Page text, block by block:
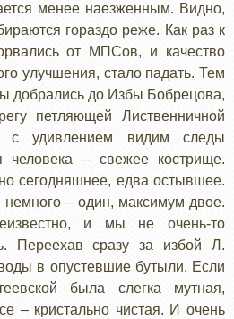
менее наезженным. Видно,
гораздо реже. Как раз к
от МПСов, и качество
улучшения, стало падать. Тем
добрались до Избы Бобрецова,
петляющей Лиственничной
с удивлением видим следы
человека – свежее кострище.
сегодняшнее, едва остывшее.
– один, максимум двое.
и мы не очень-то
Переехав сразу за избой Л.
в опустевшие бутыли. Если
была слегка мутная,
– кристально чистая. И очень